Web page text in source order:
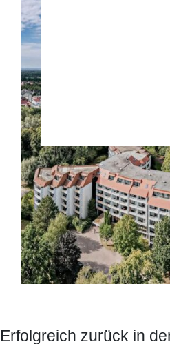
Erfolgreich zurück in